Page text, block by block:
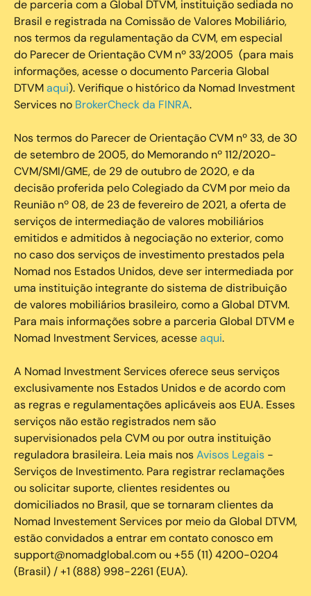
de parceria com a Global DTVM, instituição sediada no
Brasil e registrada na Comissão de Valores Mobiliário,
nos termos da regulamentação da CVM, em especial
do Parecer de Orientação CVM nº 33/2005 (para mais
informações, acesse o documento Parceria Global
DTVMaqui). Verifique o histórico da Nomad Investment
Services no BrokerCheck da FINRA.
Nos termos do Parecer de Orientação CVM nº 33, de 30
de setembro de 2005, do Memorando nº 112/2020-
CVM/SMI/GME, de 29 de outubro de 2020, e da
decisão proferida pelo Colegiado da CVM por meio da
Reunião nº 08, de 23 de fevereiro de 2021, a oferta de
serviços de intermediação de valores mobiliários
emitidos e admitidos à negociação no exterior, como
no caso dos serviços de investimento prestados pela
Nomad nos Estados Unidos, deve ser intermediada por
uma instituição integrante do sistema de distribuição
de valores mobiliários brasileiro, como a Global DTVM.
Para mais informações sobre a parceria Global DTVM e
Nomad Investment Services, acesseaqui.
A Nomad Investment Services oferece seus serviços
exclusivamente nos Estados Unidos e de acordo com
as regras e regulamentações aplicáveis aos EUA. Esses
serviços não estão registrados nem são
supervisionados pela CVM ou por outra instituição
reguladora brasileira. Leia mais nosAvisos Legais -
Serviços de Investimento. Para registrar reclamações
ou solicitar suporte, clientes residentes ou
domiciliados no Brasil, que se tornaram clientes da
Nomad Investement Services por meio da Global DTVM,
estão convidados a entrar em contato conosco em
support@nomadglobal.com ou +55 (11) 4200-0204
(Brasil) / +1 (888) 998-2261 (EUA).